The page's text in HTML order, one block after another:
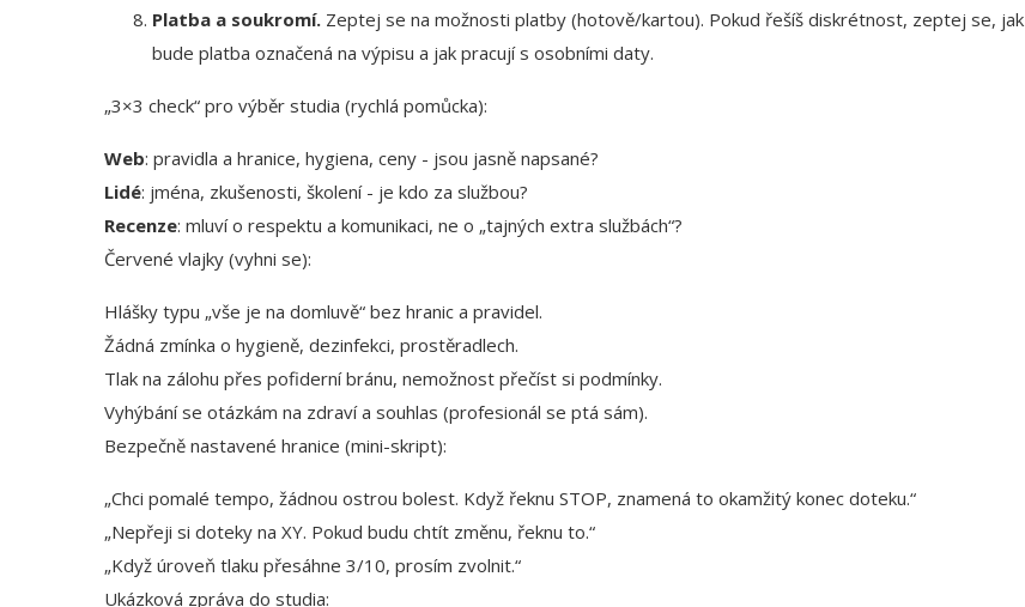
Platba a soukromí. Zeptej se na možnosti platby (hotově/kartou). Pokud řešíš diskrétnost, zeptej se, jak
bude platba označená na výpisu a jak pracují s osobními daty.
„3×3 check“ pro výběr studia (rychlá pomůcka):
Web: pravidla a hranice, hygiena, ceny - jsou jasně napsané?
Lidé: jména, zkušenosti, školení - je kdo za službou?
Recenze: mluví o respektu a komunikaci, ne o „tajných extra službách“?
Červené vlajky (vyhni se):
Hlášky typu „vše je na domluvě“ bez hranic a pravidel.
Žádná zmínka o hygieně, dezinfekci, prostěradlech.
Tlak na zálohu přes pofiderní bránu, nemožnost přečíst si podmínky.
Vyhýbání se otázkám na zdraví a souhlas (profesionál se ptá sám).
Bezpečně nastavené hranice (mini-skript):
„Chci pomalé tempo, žádnou ostrou bolest. Když řeknu STOP, znamená to okamžitý konec doteku.“
„Nepřeji si doteky na XY. Pokud budu chtít změnu, řeknu to.“
„Když úroveň tlaku přesáhne 3/10, prosím zvolnit.“
Ukázková zpráva do studia: